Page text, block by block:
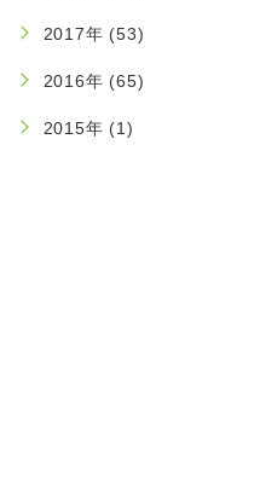
2017年 (53)
2016年 (65)
2015年 (1)